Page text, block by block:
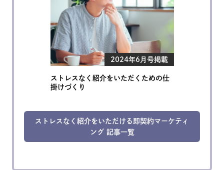
2024年6月号掲載
ストレスなく紹介をいただくための仕
掛けづくり
ストレスなく紹介をいただける即契約マーケティ
ング 記事一覧